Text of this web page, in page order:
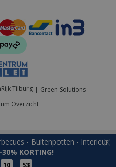
- Buitenpotten - Interieur
KORTING!
10 53
Tilburg
Green Solutions
Overzicht